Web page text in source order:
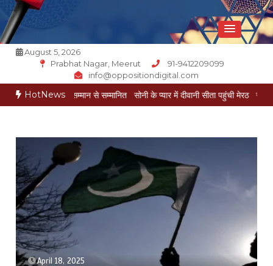
August 5, 2026
Prabhat Nagar, Meerut
91-9412209099
info@oppositiondigital.com
HotNews
सम्मान से सम्मानित सोनी के प्यार में दीवानी सीता पहुंची मेरठ सोनी के प्यार में
April 17, 2025